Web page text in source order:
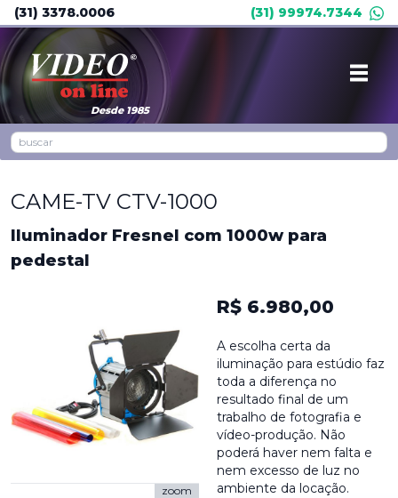
(31) 3378.0006 (31) 99974.7344
Desde 1985
CAME-TV CTV-1000
Iluminador Fresnel com 1000w para
pedestal
zoom
R$ 6.980,00
A escolha certa da
iluminação para estúdio faz
toda a diferença no
resultado final de um
trabalho de fotografia e
vídeo-produção. Não
poderá haver nem falta e
nem excesso de luz no
ambiente da locação.